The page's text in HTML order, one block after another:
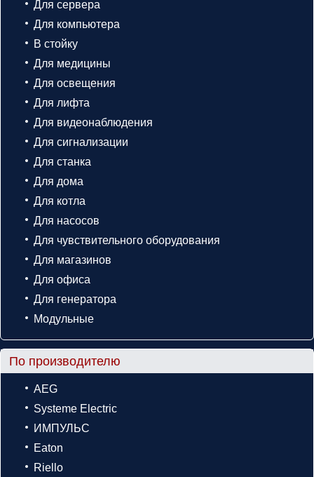
Для сервера
Для компьютера
В стойку
Для медицины
Для освещения
Для лифта
Для видеонаблюдения
Для сигнализации
Для станка
Для дома
Для котла
Для насосов
Для чувствительного оборудования
Для магазинов
Для офиса
Для генератора
Модульные
По производителю
AEG
Systeme Electric
ИМПУЛЬС
Eaton
Riello